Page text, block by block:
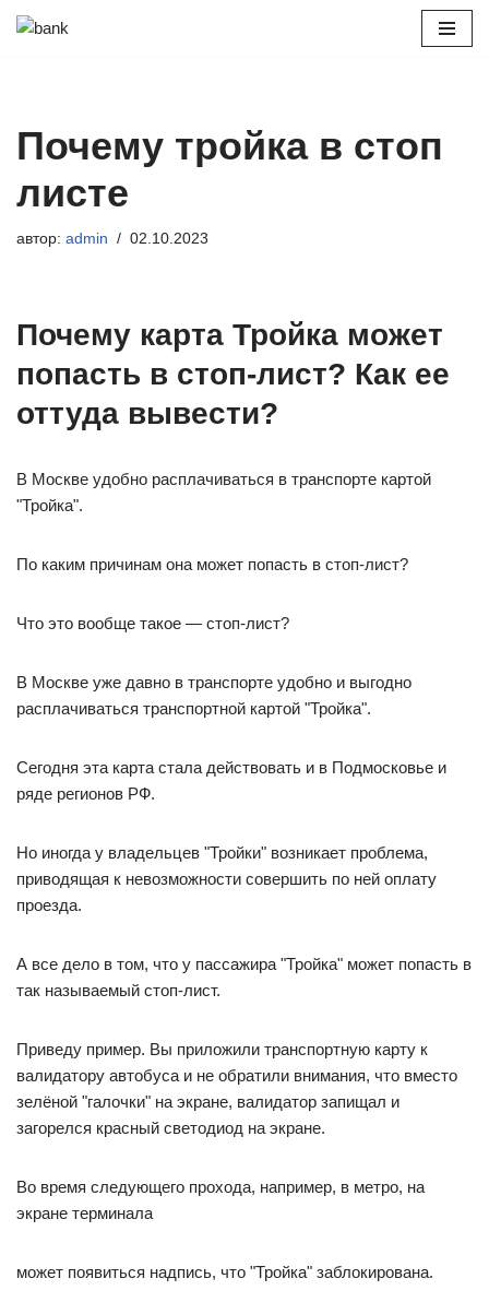
Почему тройка в стоп
листе
автор: admin 02.10.2023
Почему карта Тройка может
попасть в стоп-лист? Как ее
оттуда вывести?
В Москве удобно расплачиваться в транспорте картой
"Тройка".
По каким причинам она может попасть в стоп-лист?
Что это вообще такое — стоп-лист?
В Москве уже давно в транспорте удобно и выгодно
расплачиваться транспортной картой "Тройка".
Сегодня эта карта стала действовать и в Подмосковье и
ряде регионов РФ.
Но иногда у владельцев "Тройки" возникает проблема,
приводящая к невозможности совершить по ней оплату
проезда.
А все дело в том, что у пассажира "Тройка" может попасть в
так называемый стоп-лист.
Приведу пример. Вы приложили транспортную карту к
валидатору автобуса и не обратили внимания, что вместо
зелёной "галочки" на экране, валидатор запищал и
загорелся красный светодиод на экране.
Во время следующего прохода, например, в метро, на
экране терминала
может появиться надпись, что "Тройка" заблокирована.